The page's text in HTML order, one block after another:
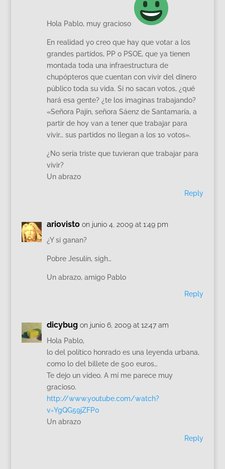
Hola Pablo, muy gracioso
En realidad yo creo que hay que votar a los
grandes partidos, PP o PSOE, que ya tienen
montada toda una infraestructura de
chupópteros que cuentan con vivir del dinero
público toda su vida. Si no sacan votos, ¿qué
hará esa gente? ¿te los imaginas trabajando?
«Señora Pajín, señora Sáenz de Santamaría, a
partir de hoy van a tener que trabajar para
vivir… sus partidos no llegan a los 10 votos».
¿No sería triste que tuvieran que trabajar para
vivir?
Un abrazo
Reply
ariovisto on junio 4, 2009 at 1:49 pm
¿Y si ganan?
Pobre Jesulín, sigh…
Un abrazo, amigo Pablo
Reply
dicybug on junio 6, 2009 at 12:47 am
Hola Pablo,
lo del político honrado es una leyenda urbana,
como lo del billete de 500 euros…
Te dejo un vídeo. A mí me parece muy
gracioso.
http://www.youtube.com/watch?
v=YgQG59jZFP0
Un abrazo
Reply